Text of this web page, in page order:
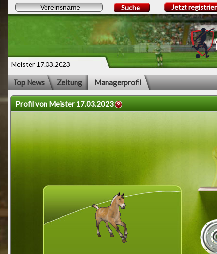
Meister 17.03.2023
Suche Jetzt
Top News Zeitung Managerprofil
Profil von Meister 17.03.2023